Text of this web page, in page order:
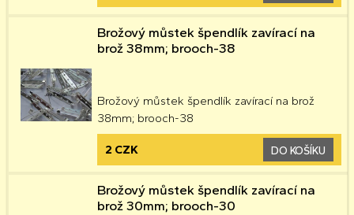
Brožový můstek špendlík zavírací na
brož 38mm; brooch-38
Brožový můstek špendlík zavírací na brož
38mm; brooch-38
2 CZK DO KOŠÍKU
Brožový můstek špendlík zavírací na
brož 30mm; brooch-30